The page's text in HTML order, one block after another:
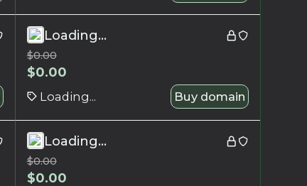
Loading...
$0.00
$0.00
Loading... Buy domain
Loading...
$0.00
$0.00